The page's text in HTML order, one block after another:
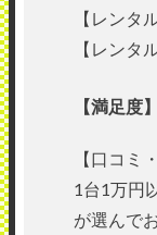
【レンタ
【レンタ
【満足度
【口コミ
1台1万円
が選んで